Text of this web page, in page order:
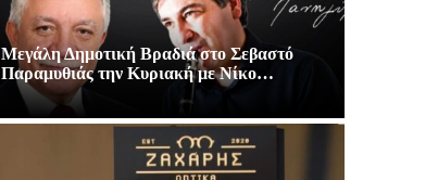
Μεγάλη Δημοτική Βραδιά στο Σεβαστό
Παραμυθιάς την Κυριακή με Νίκο…